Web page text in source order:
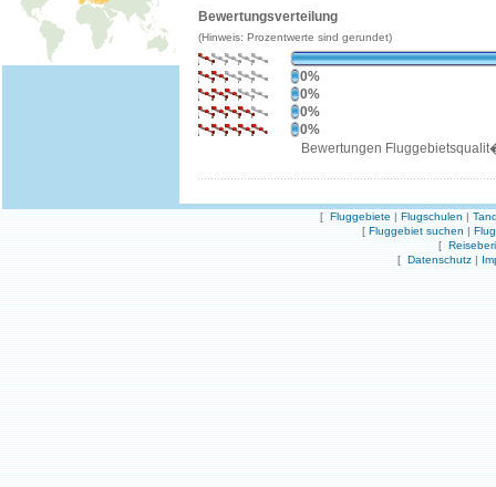
Bewertungsverteilung
(Hinweis: Prozentwerte sind gerundet)
0%
0%
0%
0%
Bewertungen
[ Fluggebiete | Flugschulen |
[ Fluggebiet suchen |
[
[ Datenschutz |